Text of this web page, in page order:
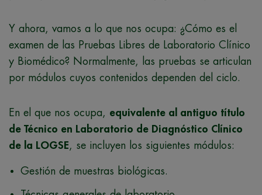
Y ahora, vamos a lo que nos ocupa: ¿Cómo es el
examen de las Pruebas Libres de Laboratorio Clínico
y Biomédico? Normalmente, las pruebas se articulan
por módulos cuyos contenidos dependen del ciclo.
En el que nos ocupa, equivalente al antiguo título
de Técnico en Laboratorio de Diagnóstico Clínico
de la LOGSE , se incluyen los siguientes módulos:
Gestión de muestras biológicas.